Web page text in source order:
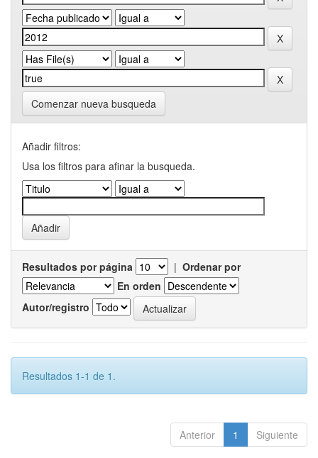
Comenzar nueva busqueda
Añadir filtros:
Usa los filtros para afinar la busqueda.
Resultados por página | Ordenar por
En orden
Autor/registro
Resultados 1-1 de 1.
Anterior 1 Siguiente